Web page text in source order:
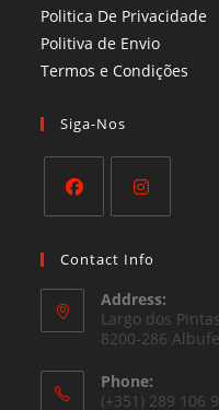
Politica De Privacidade
Politiva de Envio
Termos e Condições​
Siga-Nos
in
new
tab
in
new
tab
Contact Info
Address:
Largo dos
8200-286
Phone:
(+351) 289 106